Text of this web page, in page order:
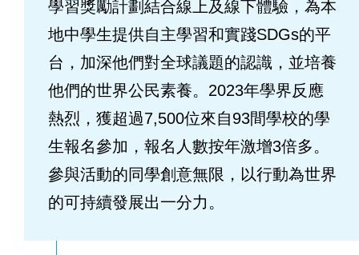
學習獎勵計劃結合線上及線下體驗，為本
地中學生提供自主學習和實踐SDGs的平
台，加深他們對全球議題的認識，並培養
他們的世界公民素養。2023年學界反應
熱烈，獲超過7,500位來自93間學校的學
生報名參加，報名人數按年激增3倍多。
參與活動的同學創意無限，以行動為世界
的可持續發展出一分力。